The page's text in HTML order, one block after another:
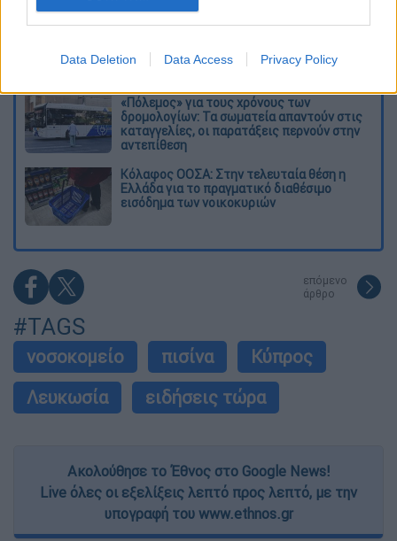
Data Deletion Data Access Privacy Policy
Σαν το τρομακτικό It: 15χρονο ντυμένος
ηλικιωμένο - Τον κατέγραψε κάμερα
«Πόλεμος» για τους χρόνους των
δρομολογίων: Τα σωματεία απαντούν στις
καταγγελίες, οι παρατάξεις περνούν στην
αντεπίθεση
Κόλαφος ΟΟΣΑ: Στην τελευταία θέση η
Ελλάδα για το πραγματικό διαθέσιμο
εισόδημα των νοικοκυριών
επόμενο
άρθρο
#TAGS
νοσοκομείο πισίνα
Κύπρος
Λευκωσία
ειδήσεις τώρα
Ακολούθησε το Έθνος στο Google News!
Live όλες οι εξελίξεις λεπτό προς λεπτό, με την
υπογραφή του www.ethnos.gr